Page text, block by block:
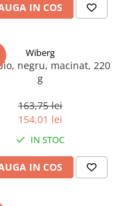
IN COS
Wiberg
negru, macinat, 220
g
163,75 lei
154,01 lei
IN STOC
IN COS